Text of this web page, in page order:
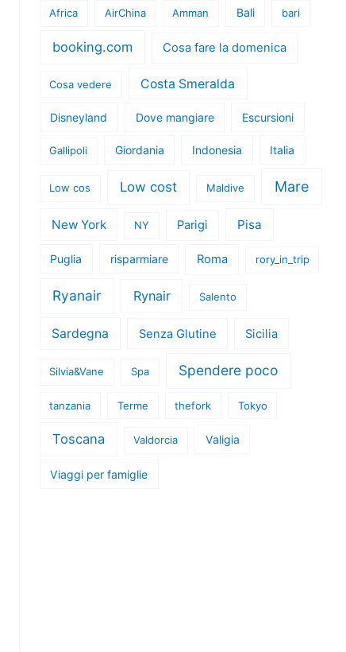
Africa AirChina Amman Bali bari
booking.com Cosa fare la domenica
Cosa vedere Costa Smeralda
Disneyland Dove mangiare Escursioni
Gallipoli Giordania Indonesia Italia
Low cos Low cost Maldive Mare
New York NY Parigi Pisa
Puglia risparmiare Roma rory_in_trip
Ryanair Rynair Salento
Sardegna Senza Glutine Sicilia
Silvia&Vane Spa Spendere poco
tanzania Terme thefork Tokyo
Toscana Valdorcia Valigia
Viaggi per famiglie